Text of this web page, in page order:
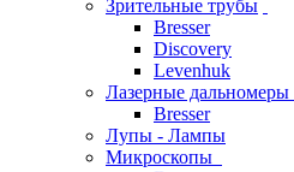
Зрительные трубы
Bresser
Discovery
Levenhuk
Лазерные дальномеры
Bresser
Лупы - Лампы
Микроскопы